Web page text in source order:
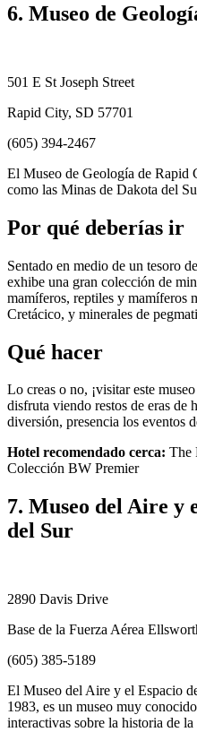
6. Museo de
501 E St Joseph Street
Rapid City, SD 57701
(605) 394-2467
El Museo de Geología de Rapid
como las Minas de Dakota del
Por qué deberías ir
Sentado en medio de un tesoro
exhibe una gran colección de
mamíferos, reptiles y mamíferos
Cretácico, y minerales de
Qué hacer
Lo creas o no, ¡visitar este
disfruta viendo restos de eras de
diversión, presencia los eventos
Hotel recomendado cerca: The
Colección BW Premier
7. Museo del Aire y
del Sur
2890 Davis Drive
Base de la Fuerza Aérea
(605) 385-5189
El Museo del Aire y el Espacio
1983, es un museo muy
interactivas sobre la historia de